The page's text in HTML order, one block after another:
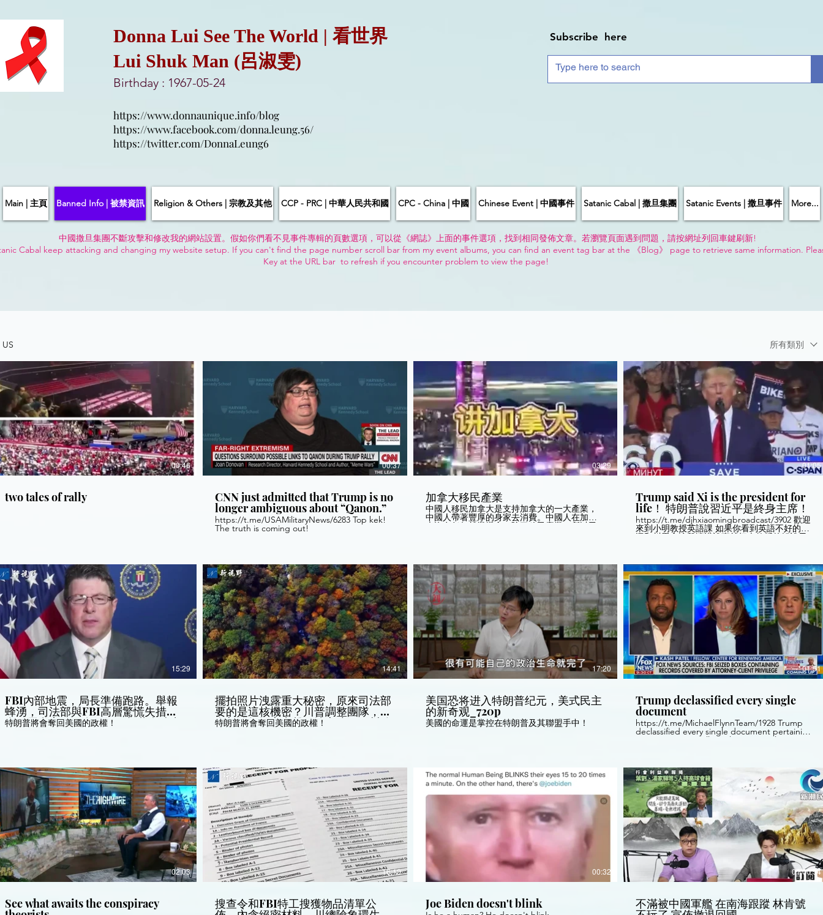
Donna Lui See The World | 看世界
Lui Shuk Man (呂淑雯)
Birthday : 1967-05-24
https://www.donnaunique.info/blog
https://www.facebook.com/donna.leung.56/
https://twitter.com/DonnaLeung6
Subscribe here
Main | 主頁 Banned Info | 被禁資訊 Religion & Others | 宗教及其他 CCP - PRC | 中華人民共和國 CPC - China | 中國 Chinese Event | 中國事件 Satanic Cabal | 撒旦集團 Satanic Events | 撒旦事件 More...
中國撒旦集團不斷攻擊和修改我的網站設置。假如你們看不見事件專輯的頁數選項，可以從《網誌》上面的事件選項，找到相同發佈文章。若瀏覽頁面遇到問題，請按網址列回車鍵刷新!
Cabal keep attacking and changing my website setup. If you can't find the page number scroll bar from my event albums, you can find an event tag bar at the 《Blog》 page to retrieve same information.
Key at the URL bar to refresh if you encounter problem to view the page!
US 所有類別
00:46
two tales of rally
00:37
CNN just admitted that Trump is no
longer ambiguous about “Qanon.”
https://t.me/USAMilitaryNews/6283 Top kek!
The truth is coming out!
03:29
加拿大移民產業
中國人移民加拿大是支持加拿大的一大產業，
中國人帶著豐厚的身家去消費。中國人在加拿
大沒有任何就業機會，除了移民產業，所以已
01:05
Trump said Xi is the president for
life！ 特朗普說習近平是終身主席！
https://t.me/djhxiaomingbroadcast/3902 歡迎
來到小明教授英語課 如果你看到英語不好的左
逼和川黑拿這段演講說事就把本教授的解說甩
好萊塢沒有一個演員可以勝任習近平的角色，
他是個很強硬的人，普京也是很強硬的人，而
且他們都很聰明。 每當我說誰誰聰明，假新聞
媒體就說：你看，川普居然說習近平聰明？習
近平可是鐵腕統治15億中國人的獨裁者啊，你
怎麼說這樣的人聰明？ 我想說，習近平能鐵腕
統治15億人，這樣的人你敢說他智商低嗎？你
說呢？ 我更習近平的關係很好，當然只持續到
covid疫情來的時候，但我們做了很牛逼的貿易
協定，幫助了我們的農民，製造商，但我跟他
是在一起的，我們確實有過很好的關係，然後
我就問了他一個問題，我說。。。餓，習主席
啊，順便說一下他是終身制的，所以我叫他皇
上，但他說我不是皇上啊，我說你反正終身制
且臺灣將是烏克蘭後下一個被攻擊的地方。
15:29
FBI內部地震，局長準備跑路。舉報
蜂湧，司法部與FBI高層驚慌失措，
奧巴馬私家軍正在瓦解。加蘭豪賭出
特朗普將會奪回美國的政權！
14:41
擺拍照片洩露重大秘密，原來司法部
要的是這核機密？川普調整團隊，兩
名新律師漂亮出擊。法官暗示，川總
特朗普將會奪回美國的政權！
17:20
美国恐将进入特朗普纪元，美式民主
的新奇观_720p
美國的命運是掌控在特朗普及其聯盟手中！
01:51
Trump declassified every single
document
https://t.me/MichaelFlynnTeam/1928 Trump
declassified every single document pertaining
yes? https://t.me/GeneralPatton17/168 Kash
Patel: "In October of 2020, he issued a
sweeping declassification order for every
Russia Gate document and every single Hillary
Clinton document and then on the way out of
the White House, he issued further
declassification orders declassifying whole sets
of documents... President Trump as the sitting
president is the unilateral authority for
declassification, he can literally stand over a
set of documents and say these are now
declassified and that is done with definitive
action immediately."
02:03
See what awaits the conspiracy
16:10
搜查令和FBI特工搜獲物品清單公
00:32
Joe Biden doesn't blink
01:00:54
不滿被中國軍艦 在南海跟蹤 林肯號